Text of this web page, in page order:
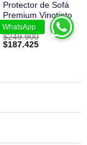
Protector de Sofá
Premium Vinotinto
en L
$249.900
El
$187.425El